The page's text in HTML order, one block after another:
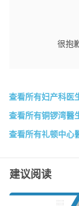
很抱
查看所有妇产科医
查看所有铜锣湾醫
查看所有礼顿中心
建议阅读